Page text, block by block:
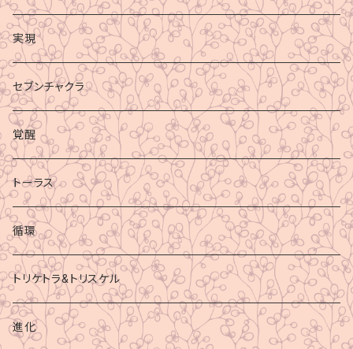
実現
セブンチャクラ
覚醒
トーラス
循環
トリケトラ&トリスケル
進化